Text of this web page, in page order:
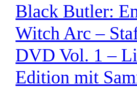
Black Butler:
Witch Arc –
DVD Vol. 1 –
Edition mit